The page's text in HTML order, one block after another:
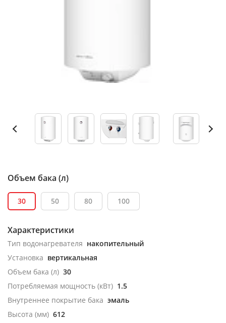
Объем бака (л)
30 50 80 100
Характеристики
Тип водонагревателя накопительный
Установка вертикальная
Объем бака (л) 30
Потребляемая мощность (кВт) 1.5
Внутреннее покрытие бака эмаль
Высота (мм) 612